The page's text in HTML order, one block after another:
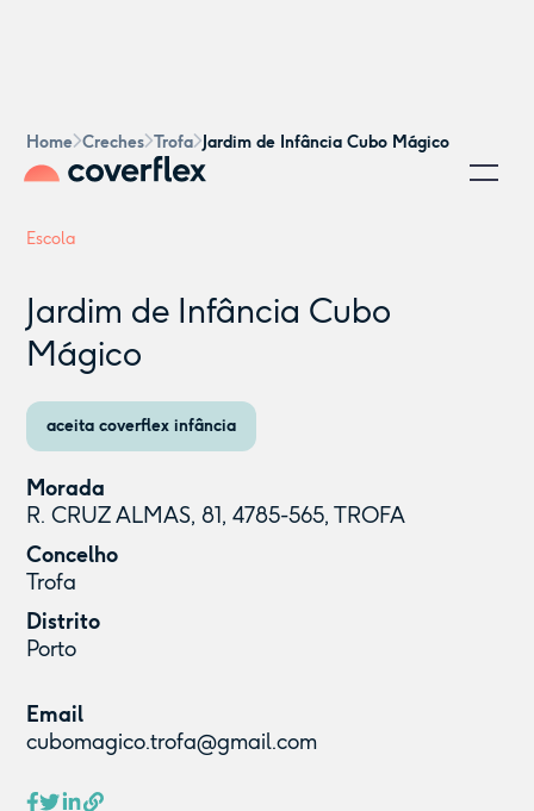
Home Creches Trofa Jardim de Infância Cubo Mágico
Escola
Jardim de Infância Cubo
Mágico
aceita coverflex infância
Morada
R. CRUZ ALMAS, 81, 4785-565, TROFA
Concelho
Trofa
Distrito
Porto
Email
cubomagico.trofa@gmail.com